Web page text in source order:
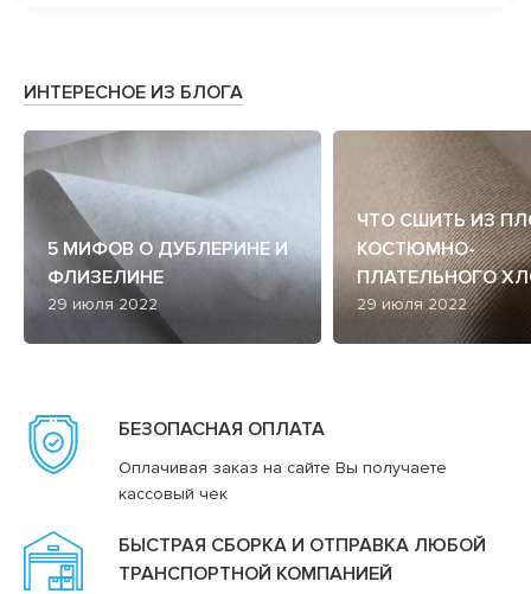
ИНТЕРЕСНОЕ ИЗ БЛОГА
5 МИФОВ О ДУБЛЕРИНЕ И
ФЛИЗЕЛИНЕ
29 июля 2022
ЧТО СШИТЬ ИЗ
КОСТЮМНО-
ПЛАТЕЛЬНОГО
29 июля 2022
БЕЗОПАСНАЯ ОПЛАТА
Оплачивая заказ на сайте Вы получаете
кассовый чек
БЫСТРАЯ СБОРКА И ОТПРАВКА ЛЮБОЙ
ТРАНСПОРТНОЙ КОМПАНИЕЙ